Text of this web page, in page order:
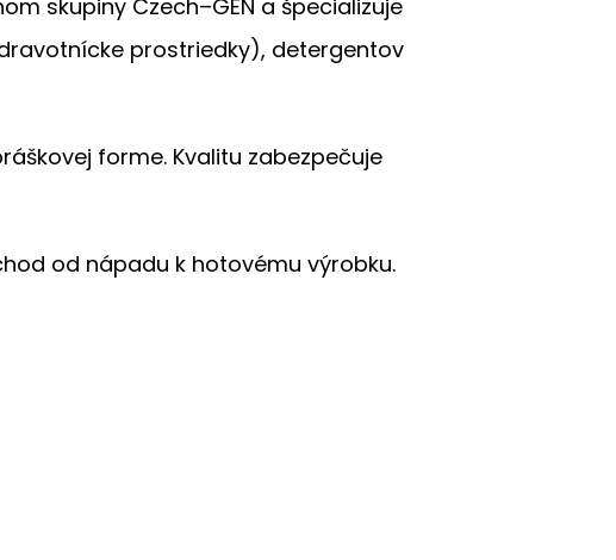
skupiny Czech–GEN a špecializuje
prostriedky), detergentov
forme. Kvalitu zabezpečuje
od nápadu k hotovému výrobku.